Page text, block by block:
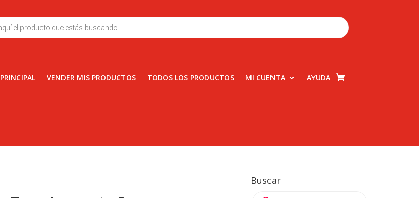
PRINCIPAL VENDER MIS PRODUCTOS TODOS LOS PRODUCTOS MI CUENTA AYUDA
Buscar
Products